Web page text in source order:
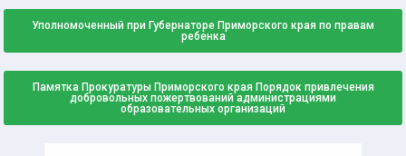
Уполномоченный при Губернаторе Приморского края по правам
ребенка
Памятка Прокуратуры Приморского края Порядок привлечения
добровольных пожертвований администрациями
образовательных организаций